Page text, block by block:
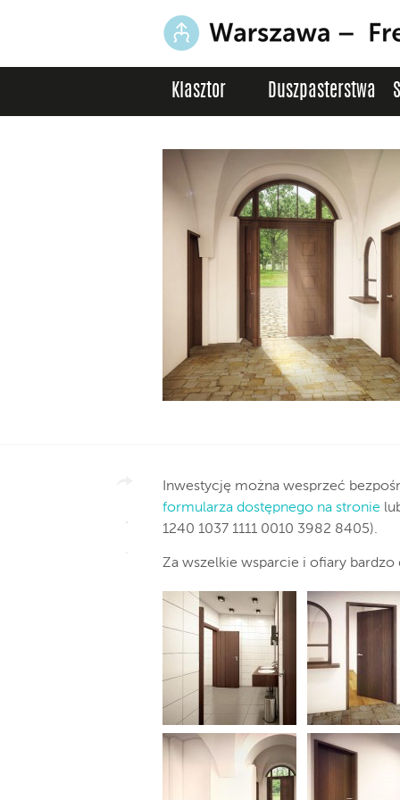
Klasztor Duszpasterstwa
Inwestycję można wesprzeć
formularza dostępnego na stronie
1240 1037 1111 0010 3982 8405).
Za wszelkie wsparcie i ofiary bardzo